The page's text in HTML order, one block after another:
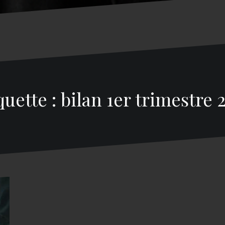
: bilan 1er trimestre